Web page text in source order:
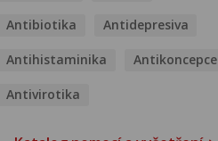
Antibiotika Antidepresiva
Antihistaminika Antikoncepce
Antivirotika